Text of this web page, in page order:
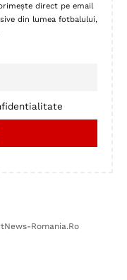
direct pe email
din lumea fotbalului,
Romania.Ro